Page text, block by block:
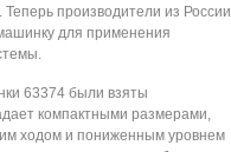
производители из России
для применения
63374 были взяты
компактными размерами,
ходом и пониженным уровнем